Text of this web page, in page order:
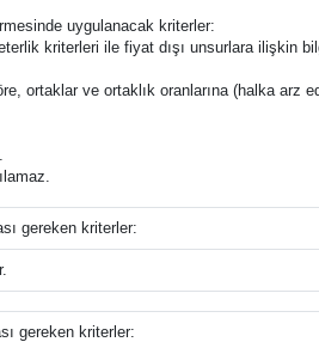
uygulanacak kriterler:
kriterleri ile fiyat dışı unsurlara ilişkin
ortaklar ve ortaklık oranlarına (halka arz
gereken kriterler:
gereken kriterler: